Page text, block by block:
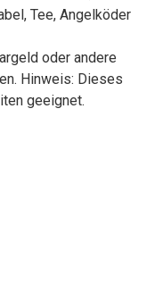
Tee, Angelköder
oder andere
Hinweis: Dieses
geeignet.